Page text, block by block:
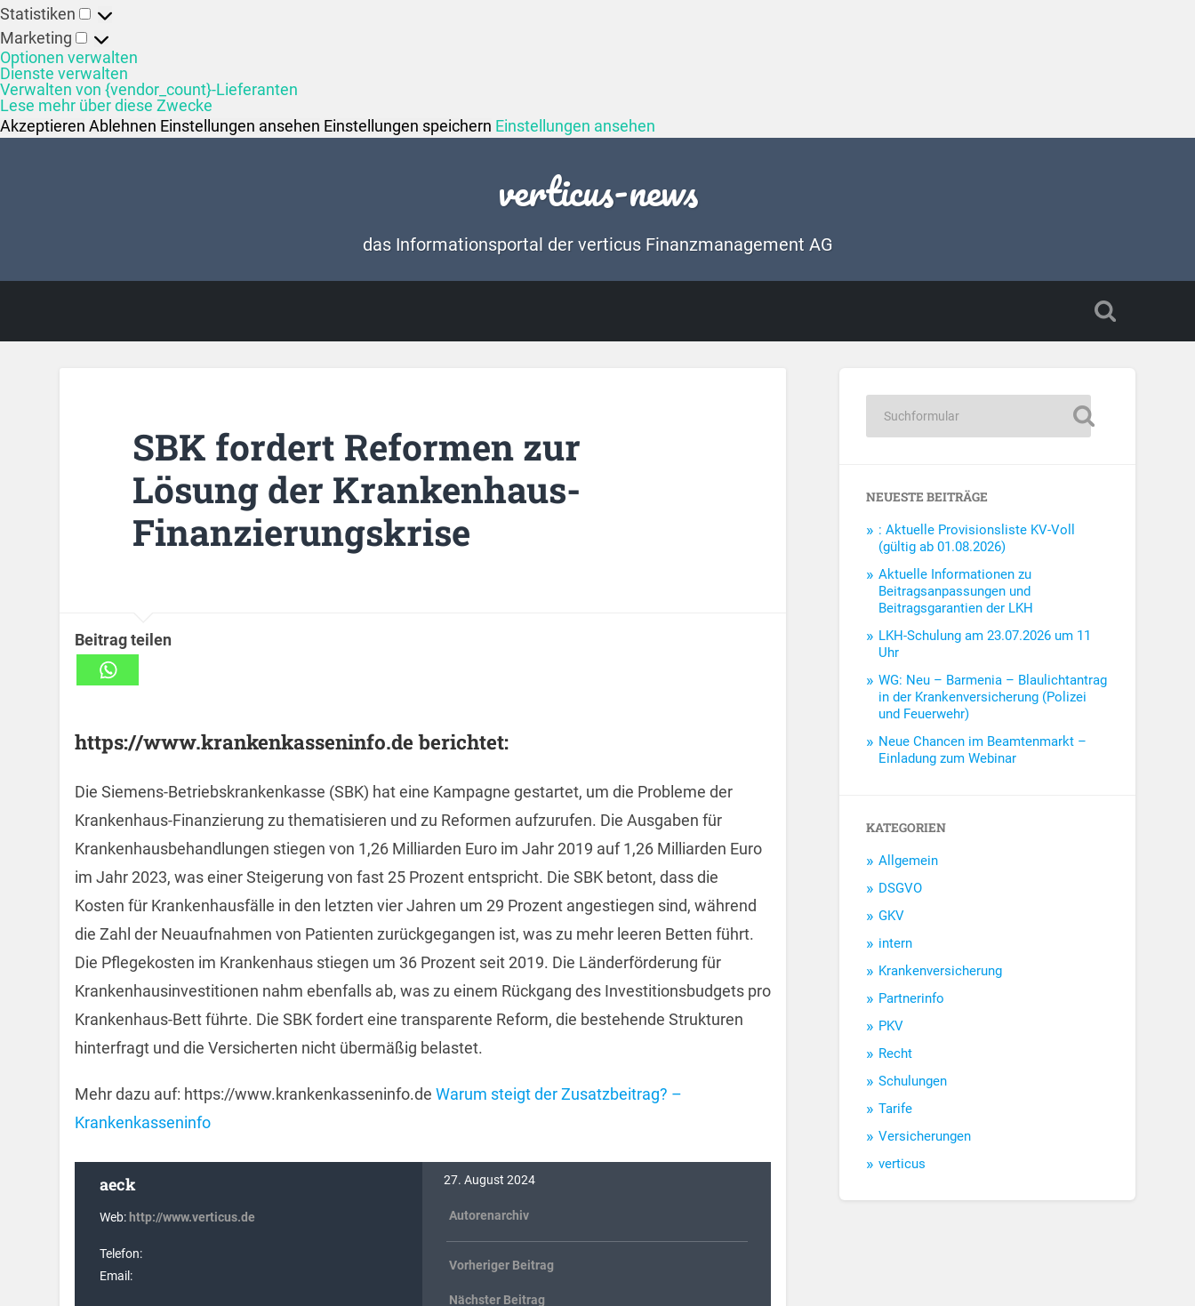
Statistiken
Marketing
Optionen verwalten
Dienste verwalten
Verwalten von {vendor_count}-Lieferanten
Lese mehr über diese Zwecke
Akzeptieren Ablehnen Einstellungen ansehen Einstellungen speichern Einstellungen ansehen
verticus-news
das Informationsportal der verticus Finanzmanagement AG
SBK fordert Reformen zur
Lösung der Krankenhaus-
Finanzierungskrise
Beitrag teilen
https://www.krankenkasseninfo.de berichtet:
Die Siemens-Betriebskrankenkasse (SBK) hat eine Kampagne gestartet, um die Probleme der
Krankenhaus-Finanzierung zu thematisieren und zu Reformen aufzurufen. Die Ausgaben für
Krankenhausbehandlungen stiegen von 1,26 Milliarden Euro im Jahr 2019 auf 1,26 Milliarden Euro
im Jahr 2023, was einer Steigerung von fast 25 Prozent entspricht. Die SBK betont, dass die
Kosten für Krankenhausfälle in den letzten vier Jahren um 29 Prozent angestiegen sind, während
die Zahl der Neuaufnahmen von Patienten zurückgegangen ist, was zu mehr leeren Betten führt.
Die Pflegekosten im Krankenhaus stiegen um 36 Prozent seit 2019. Die Länderförderung für
Krankenhausinvestitionen nahm ebenfalls ab, was zu einem Rückgang des Investitionsbudgets pro
Krankenhaus-Bett führte. Die SBK fordert eine transparente Reform, die bestehende Strukturen
hinterfragt und die Versicherten nicht übermäßig belastet.
Mehr dazu auf: https://www.krankenkasseninfo.de Warum steigt der Zusatzbeitrag? –
Krankenkasseninfo
aeck
Web:http://www.verticus.de
Telefon:
Email:
27. August 2024
Autorenarchiv
Vorheriger Beitrag
Nächster Beitrag
NEUESTE BEITRÄGE
: Aktuelle Provisionsliste KV-Voll
(gültig ab 01.08.2026)
Aktuelle Informationen zu
Beitragsanpassungen und
Beitragsgarantien der LKH
LKH-Schulung am 23.07.2026 um 11
Uhr
WG: Neu – Barmenia – Blaulichtantrag
in der Krankenversicherung (Polizei
und Feuerwehr)
Neue Chancen im Beamtenmarkt –
Einladung zum Webinar
KATEGORIEN
Allgemein
DSGVO
GKV
intern
Krankenversicherung
Partnerinfo
PKV
Recht
Schulungen
Tarife
Versicherungen
verticus